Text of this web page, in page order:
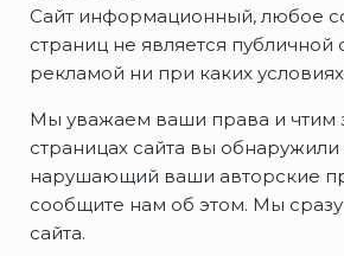
Сайт информационный, любое
страниц не является публичной
рекламой ни при каких
Мы уважаем ваши права и чтим
страницах сайта вы обнаружили
нарушающий ваши авторские
сообщите нам об этом. Мы
сайта.